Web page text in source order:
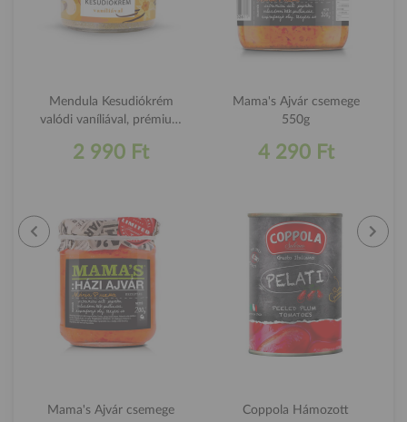
Mendula Kesudiókrém
valódi vaníliával, prémium
2 990 Ft
Mama's Ajvár csemege
Mama's Ajvár csemege
550g
4 290 Ft
Coppola Hámozott